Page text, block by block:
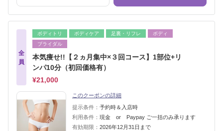
全
員
ボディトリ ボディケア 足裏・リフレ
ボディ
ブライダル
本気痩せ!!【２ヵ月集中×３回コース】1部位+リ
ンパ10分（初回価格有）
¥21,000
このクーポンの詳細
提示条件： 予約時＆入店時
利用条件： 現金 or Paypay ご一括のみ承ります
有効期限： 2026年12月31日まで